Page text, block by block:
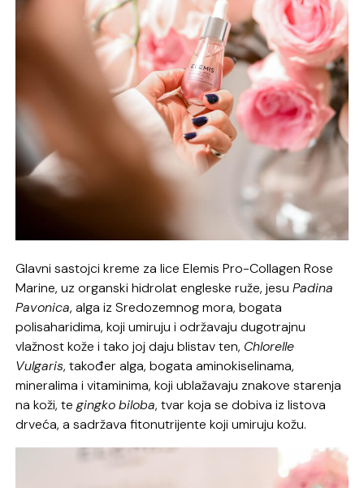
Glavni sastojci kreme za lice Elemis Pro-Collagen Rose
Marine, uz organski hidrolat engleske ruže, jesuPadina
Pavonica, alga iz Sredozemnog mora, bogata
polisaharidima, koji umiruju i održavaju dugotrajnu
vlažnost kože i tako joj daju blistav ten, Chlorelle
Vulgaris, također alga, bogata aminokiselinama,
mineralima i vitaminima, koji ublažavaju znakove starenja
na koži, tegingkobiloba, tvar koja se dobiva iz listova
drveća, a sadržava fitonutrijente koji umiruju kožu.